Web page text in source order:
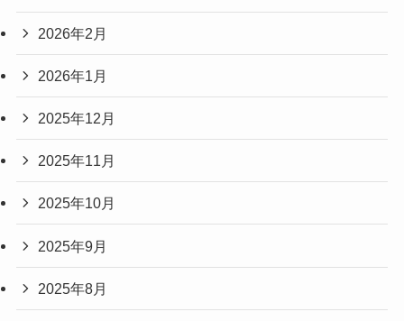
2026年2月
2026年1月
2025年12月
2025年11月
2025年10月
2025年9月
2025年8月